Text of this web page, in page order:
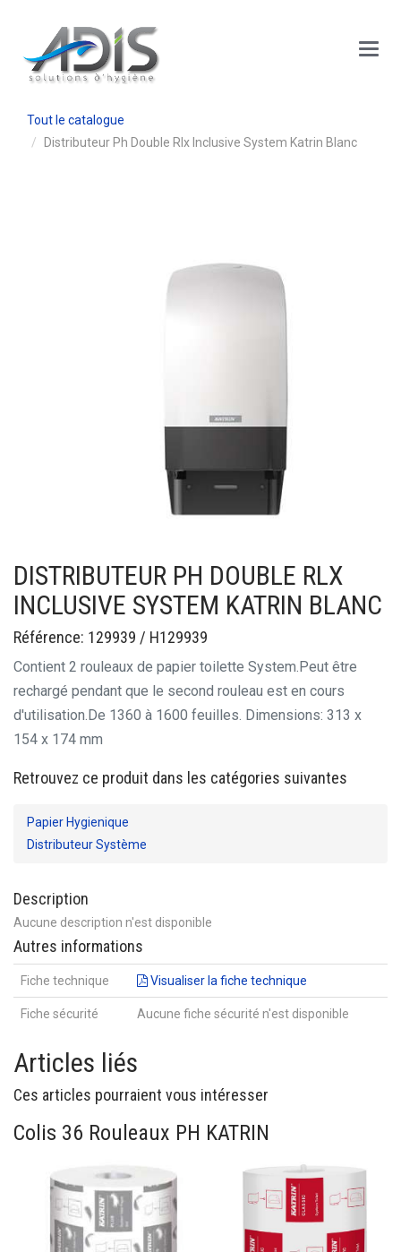
Main
Menu
Tout le catalogue
Distributeur Ph Double Rlx Inclusive System Katrin Blanc
DISTRIBUTEUR PH DOUBLE RLX
INCLUSIVE SYSTEM KATRIN BLANC
Référence: 129939 / H129939
Contient 2 rouleaux de papier toilette System. Peut être
rechargé pendant que le second rouleau est en cours
d'utilisation. De 1360 à 1600 feuilles. Dimensions: 313 x
154 x 174 mm
Retrouvez ce produit dans les catégories suivantes
Papier Hygienique
Distributeur Système
Description
Aucune description n'est disponible
Autres informations
Fiche technique Visualiser la fiche technique
Fiche sécurité Aucune fiche sécurité n'est disponible
Articles liés
Ces articles pourraient vous intéresser
Colis 36 Rouleaux PH KATRIN